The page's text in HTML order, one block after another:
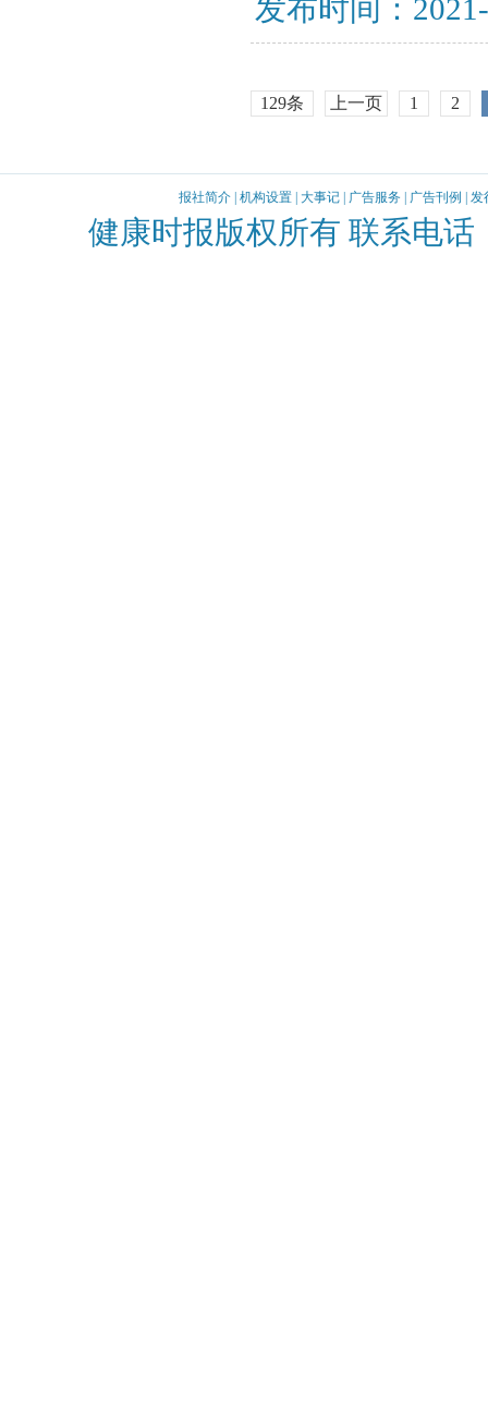
发布时间：
129条 上一页 1 2
报社简介 机构设置 大事记 广告服务 广告刊例 发
健康时报版权所有 联系电话